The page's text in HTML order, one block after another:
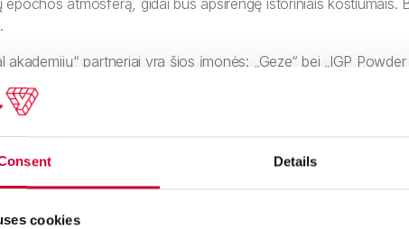
Details
cookies
epochos atmosferą, gidai bus apsirengę istoriniais kostiumais.
akademijų“ partneriai yra šios įmonės: „Geze“ bei „IGP Powder